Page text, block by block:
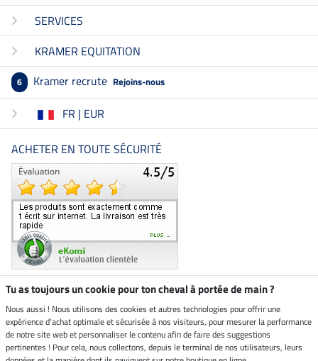
SERVICES
KRAMER EQUITATION
6 Kramer recrute Rejoins-nous
FR | EUR
ACHETER EN TOUTE SÉCURITÉ
Boutique climatiquement
neutre
Livraison par
Tu as toujours un cookie pour ton cheval à portée de main ?
Nous aussi ! Nous utilisons des cookies et autres technologies pour offrir une
expérience d'achat optimale et sécurisée à nos visiteurs, pour mesurer la performance
de notre site web et personnaliser le contenu afin de faire des suggestions
pertinentes ! Pour cela, nous collectons, depuis le terminal de nos utilisateurs, leurs